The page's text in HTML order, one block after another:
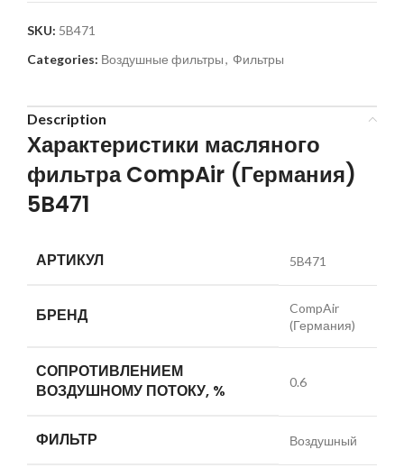
SKU: 5B471
Categories: Воздушные фильтры, Фильтры
Description
Характеристики масляного
фильтра CompAir (Германия)
5B471
АРТИКУЛ 5B471
БРЕНД
CompAir
(Германия)
СОПРОТИВЛЕНИЕМ
ВОЗДУШНОМУ ПОТОКУ, %
0.6
ФИЛЬТР Воздушный